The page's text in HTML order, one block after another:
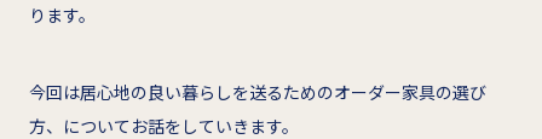
ります。
今回は居心地の良い暮らしを送るためのオーダー家具の選び
方、についてお話をしていきます。